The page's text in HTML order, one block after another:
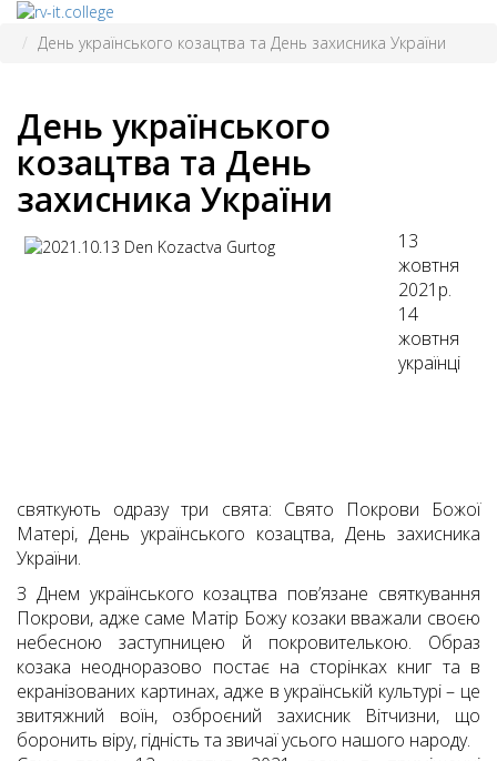
День українського козацтва та День захисника України
День українського
козацтва та День
захисника України
13
жовтня
2021р.
14
жовтня
українці
святкують одразу три свята: Свято Покрови Божої
Матері, День українського козацтва, День захисника
України.
З Днем українського козацтва пов’язане святкування
Покрови, адже саме Матір Божу козаки вважали своєю
небесною заступницею й покровителькою. Образ
козака неодноразово постає на сторінках книг та в
екранізованих картинах, адже в українській культурі – це
звитяжний воїн, озброєний захисник Вітчизни, що
боронить віру, гідність та звичаї усього нашого народу.